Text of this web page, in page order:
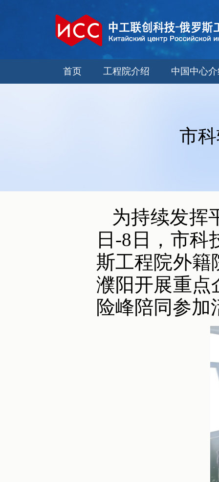
首页 工程院介绍 中国中心
市
为持续发挥
日-8日，市
斯工程院外籍
濮阳开展重点
险峰陪同参加